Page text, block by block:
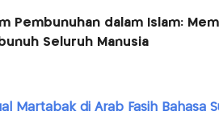
Pembunuhan dalam Islam:
Seluruh Manusia
Martabak di Arab Fasih Bahasa